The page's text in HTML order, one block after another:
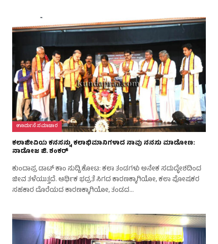
ಊರ್ಮನೆ ಸಮಾಚಾರ
ಕಲಾಜೀವಿಯ ಕನಸನ್ನು ಕಲಾಭಿಮಾನಿಗಳಾದ ನಾವು ನನಸು ಮಾಡೋಣ:
ನಾಡೋಜ ಜಿ. ಶಂಕರ್
ಕುಂದಾಪ್ರ ಡಾಟ್‌ ಕಾಂ ಸುದ್ದಿ.ಕೋಟ: ಕಲಾ ತಂಡಗಳು ಅನೇಕ ಸದುದ್ಧೇಶದಿಂದ
ಜೀವ ತಳೆಯುತ್ತದೆ. ಆರ್ಥಿಕ ಭದ್ರತೆ ಸಿಗದ ಕಾರಣಕ್ಕಾಗಿಯೋ, ಕಲಾ ಪೋಷಕರ
ಸಹಕಾರ ದೊರೆಯದ ಕಾರಣಕ್ಕಾಗಿಯೋ, ತಂಡದ…